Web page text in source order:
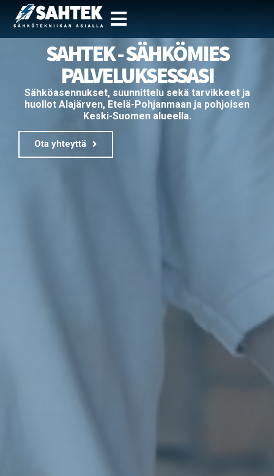
suoraan
sisältöönSAHTEK - SÄHKÖMIES
PALVELUKSESSASI
Sähköasennukset, suunnittelu sekä tarvikkeet ja
huollot Alajärven, Etelä-Pohjanmaan ja pohjoisen
Keski-Suomen alueella.
Ota yhteyttä